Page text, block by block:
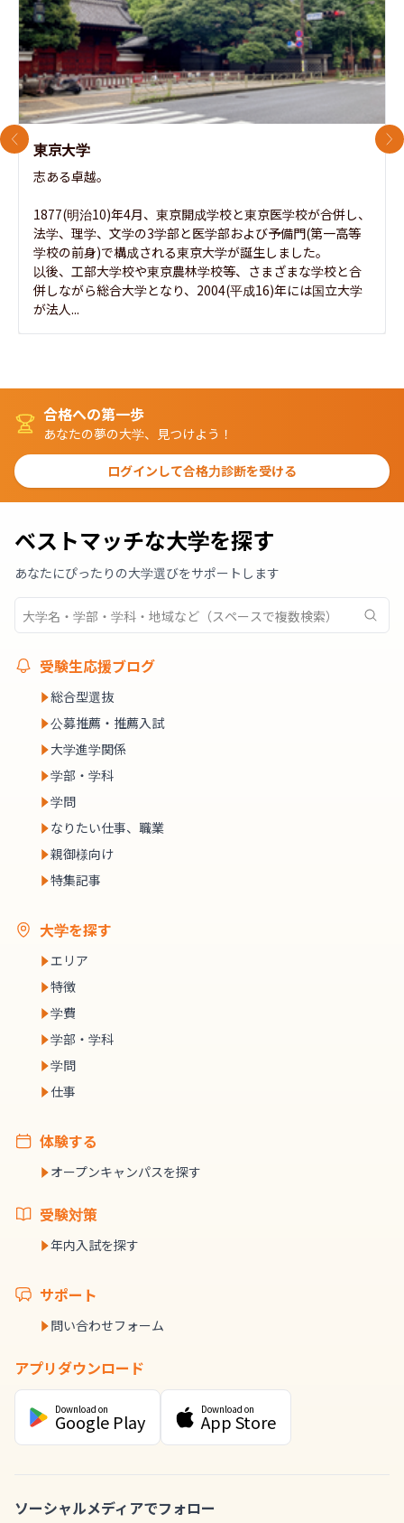
東京大学
志ある卓越。
1877(明治10)年4月、東京開成学校と東京医学校が合併し、
法学、理学、文学の3学部と医学部および予備門(第一高等
学校の前身)で構成される東京大学が誕生しました。
以後、工部大学校や東京農林学校等、さまざまな学校と合
併しながら総合大学となり、2004(平成16)年には国立大学
が法人...
前のスライド 次
合格への第一歩
あなたの夢の大学、見つけよう！
ログインして合格力診断を受ける
ベストマッチな大学を探す
あなたにぴったりの大学選びをサポートします
受験生応援ブログ
総合型選抜
公募推薦・推薦入試
大学進学関係
学部・学科
学問
なりたい仕事、職業
親御様向け
特集記事
大学を探す
エリア
特徴
学費
学部・学科
学問
仕事
体験する
オープンキャンパスを探す
受験対策
年内入試を探す
サポート
問い合わせフォーム
アプリダウンロード
Download on
Google Play
Download on
App Store
ソーシャルメディアでフォロー